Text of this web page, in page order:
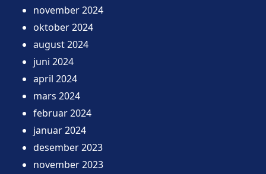
november 2024
oktober 2024
august 2024
juni 2024
april 2024
mars 2024
februar 2024
januar 2024
desember 2023
november 2023